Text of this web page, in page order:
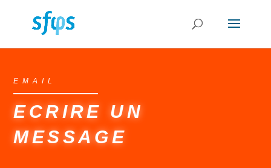
EMAIL
ECRIRE UN
MESSAGE